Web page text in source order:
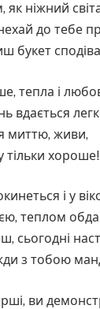
як ніжний
до тебе
букет
тепла і
вдається
миттю, живи,
тільки хороше!
і у
теплом
сьогодні
з тобою
ви